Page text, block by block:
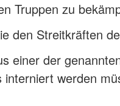
Truppen zu
den Streitkräften
einer der
interniert werden